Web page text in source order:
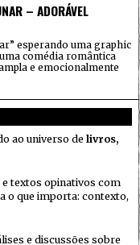
– ADORÁVEL
esperando uma graphic
comédia romântica
e emocionalmente
ao universo de livros,
textos opinativos com
o que importa: contexto,
e discussões sobre